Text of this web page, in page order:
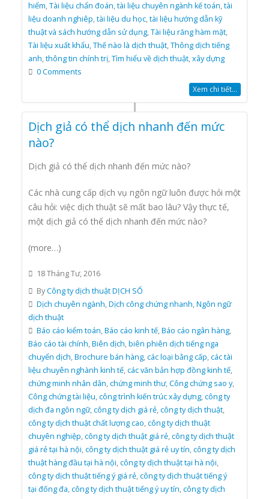
hiểm,Tài liệu chẩn đoán,tài liệu chuyên ngành kế toán,tài
liệu doanh nghiêp,tài liệu du học,tài liệu hướng dẫn kỹ
thuật và sách hướng dẫn sử dụng,Tài liệu răng hàm mặt,
Tài liệu xuất khẩu,Thế nào là dịch thuật,Thông dịch tiếng
anh,thông tin chính trị,Tìm hiểu về dịch thuật,xây dựng
0 Comments
Xem chi tiết...
Dịch giả có thể dịch nhanh đến mức
nào?
Dịch giả có thể dịch nhanh đến mức nào?
Các nhà cung cấp dịch vụ ngôn ngữ luôn được hỏi một
câu hỏi: việc dịch thuật sẽ mất bao lâu? Vậy thực tế,
một dịch giả có thể dịch nhanh đến mức nào?
(more…)
18 Tháng Tư, 2016
ByCông ty dịch thuật DỊCH SỐ
Dịch chuyên ngành,Dịch công chứng nhanh,Ngôn ngữ
dịch thuật
Báo cáo kiểm toán,Báo cáo kinh tế,Báo cáo ngân hàng,
Báo cáo tài chính,Biên dịch,biên phiên dịch tiếng nga
chuyển dịch,Brochure bán hàng,các loại bằng cấp,các tài
liệu chuyên nghành kinh tế,các văn bản hợp đồng kinh tế,
chứng minh nhân dân,chứng minh thư,Công chứng sao y,
Công chứng tài liệu,công trình kiến trúc xây dựng,công ty
dịch đa ngôn ngữ,công ty dịch giá rẻ,công ty dịch thuật,
công ty dịch thuật chất lượng cao,công ty dịch thuật
chuyên nghiệp,công ty dịch thuật giá rẻ,công ty dịch thuật
giá rẻ tại hà nội,công ty dịch thuật giá rẻ uy tín,công ty dịch
thuật hàng đầu tại hà nội,công ty dịch thuật tại hà nội,
công ty dịch thuật tiếng ý giá rẻ,công ty dịch thuật tiếng ý
tại đống đa,công ty dịch thuật tiếng ý uy tín,công ty dịch